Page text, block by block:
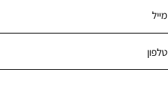
מייל
טלפון